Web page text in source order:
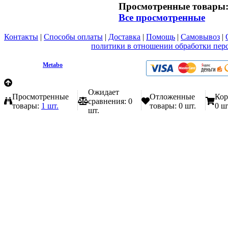
Просмотренные товары:
Все просмотренные
Контакты | Способы оплаты | Доставка | Помощь | Самовывоз |
политики в отношении обработки
Metabo
Просмотренные
товары: 1 шт.
Ожидает
сравнения: 0
шт.
Отложенные
товары: 0 шт.
0